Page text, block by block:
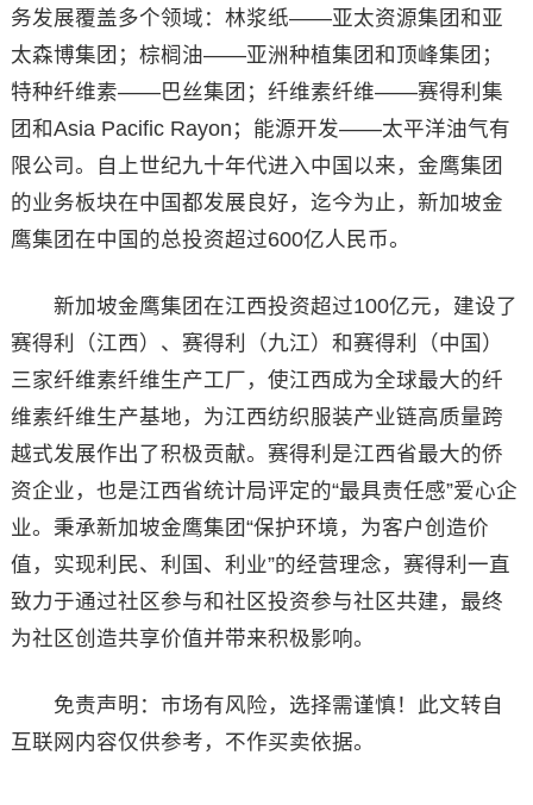
务发展覆盖多个领域：林浆纸——亚太资源集团和亚
太森博集团；棕榈油——亚洲种植集团和顶峰集团；
特种纤维素——巴丝集团；纤维素纤维——赛得利集
团和Asia Pacific Rayon；能源开发——太平洋油气有
限公司。自上世纪九十年代进入中国以来，金鹰集团
的业务板块在中国都发展良好，迄今为止，新加坡金
鹰集团在中国的总投资超过600亿人民币。
新加坡金鹰集团在江西投资超过100亿元，建设了
赛得利（江西）、赛得利（九江）和赛得利（中国）
三家纤维素纤维生产工厂，使江西成为全球最大的纤
维素纤维生产基地，为江西纺织服装产业链高质量跨
越式发展作出了积极贡献。赛得利是江西省最大的侨
资企业，也是江西省统计局评定的“最具责任感”爱心企
业。秉承新加坡金鹰集团“保护环境，为客户创造价
值，实现利民、利国、利业”的经营理念，赛得利一直
致力于通过社区参与和社区投资参与社区共建，最终
为社区创造共享价值并带来积极影响。
免责声明：市场有风险，选择需谨慎！此文转自
互联网内容仅供参考，不作买卖依据。